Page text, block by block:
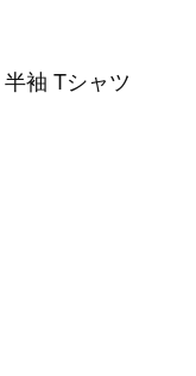
袖 Tシャツ